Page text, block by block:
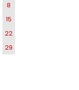
8
15
22
29